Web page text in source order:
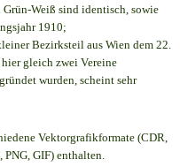
Weiß sind identisch, sowie
1910;
Bezirksteil aus Wien dem 22.
gleich zwei Vereine
wurden, scheint sehr
Vektorgrafikformate (CDR,
GIF) enthalten.